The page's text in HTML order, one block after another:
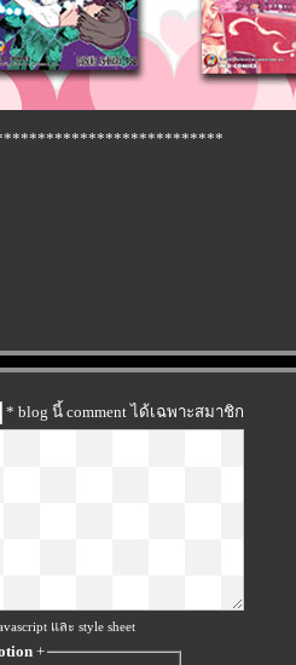
* blog นี้ comment ได้เฉพาะสมาชิก
และ style sheet
+